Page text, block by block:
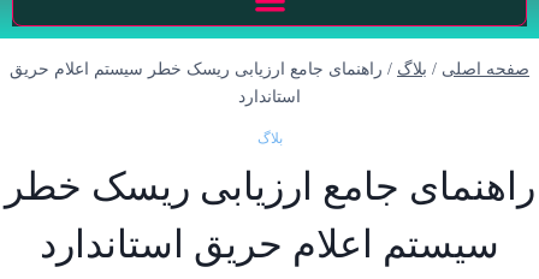
صفحه اصلی / بلاگ / راهنمای جامع ارزیابی ریسک خطر سیستم اعلام حریق
استاندارد
بلاگ
راهنمای جامع ارزیابی ریسک خطر
سیستم اعلام حریق استاندارد